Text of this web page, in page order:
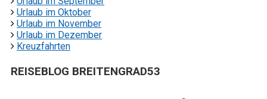
Urlaub im Oktober
Urlaub im November
Urlaub im Dezember
Kreuzfahrten
REISEBLOG BREITENGRAD53